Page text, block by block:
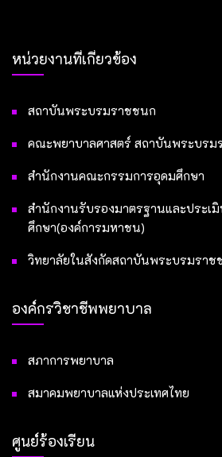
หน่วยงานที่เกี่ยวข้อง
สถาบันพระบรมราชชนก
คณะพยาบาลศาสตร์ สถาบันพระบรม
สำนักงานคณะกรรมการอุดมศึกษา
สำนักงานรับรองมาตรฐานและประเ
ศึกษา(องค์การมหาชน)
วิทยาลัยในสังกัดสถาบันพระบรมราช
องค์กรวิชาชีพพยาบาล
สภาการพยาบาล
สมาคมพยาบาลแห่งประเทศไทย
ศูนย์ร้องเรียน